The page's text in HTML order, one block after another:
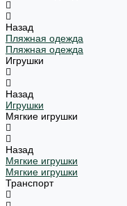
Назад
Пляжная одежда
Пляжная одежда
Игрушки
Назад
Игрушки
Мягкие игрушки
Назад
Мягкие игрушки
Мягкие игрушки
Транспорт